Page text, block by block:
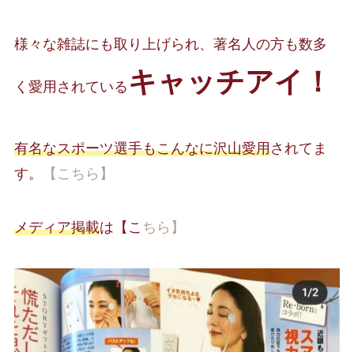
様々な雑誌にも取り上げられ、著名人の方も数多
く愛用されている キャッチアイ！
有名なスポーツ選手もこんなに沢山愛用されてま
す。
【こちら】
メディア掲載は【こ ちら】